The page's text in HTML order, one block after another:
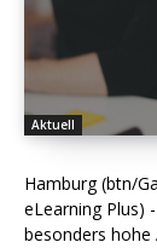
Aktuell
Hamburg (btn/
eLearning Plus)
besonders hohe